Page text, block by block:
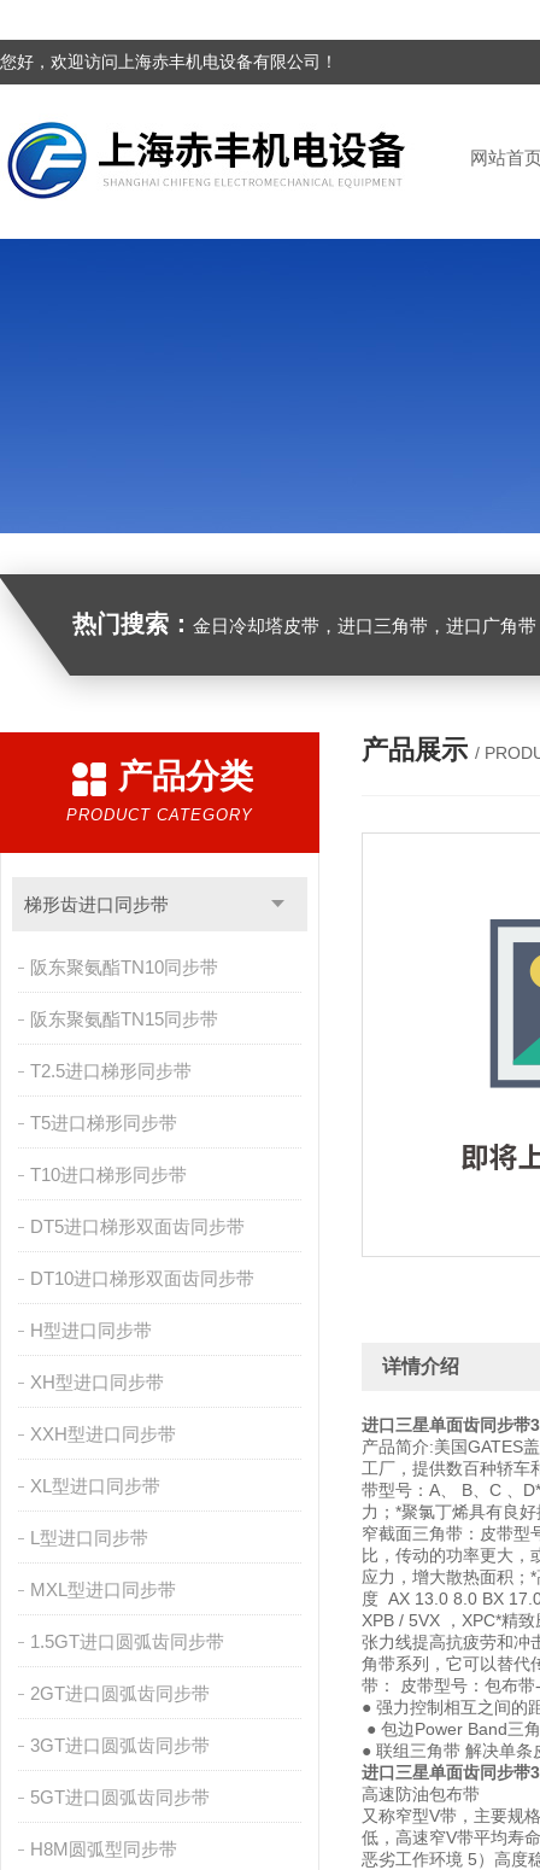
您好，欢迎访问上海赤丰机电设备有限公司！
网站首
热门搜索： 金日冷却塔皮带，进口三角带，进口广角带，进口同步带，进口空压机皮
产品分类
PRODUCT CATEGORY
梯形齿进口同步带
阪东聚氨酯TN10同步带
阪东聚氨酯TN15同步带
T2.5进口梯形同步带
T5进口梯形同步带
T10进口梯形同步带
DT5进口梯形双面齿同步带
DT10进口梯形双面齿同步带
H型进口同步带
XH型进口同步带
XXH型进口同步带
XL型进口同步带
L型进口同步带
MXL型进口同步带
1.5GT进口圆弧齿同步带
2GT进口圆弧齿同步带
3GT进口圆弧齿同步带
5GT进口圆弧齿同步带
H8M圆弧型同步带
产品展示 /
详情介绍
进口三星单面齿同步带
产品简介:美国GATES
工厂，提供数百种轿车
带型号：A、 B、C 、
力；*聚氯丁烯具有良
窄截面三角带：皮带型
比，传动的功率更大，
应力，增大散热面积；
度 AX 13.0 8.0 BX
XPB / 5VX ，XPC*精
张力线提高抗疲劳和冲
角带系列，它可以替代
带： 皮带型号：包布
● 强力控制相互之间的
● 包边Power Band三
● 联组三角带 解决单
进口三星单面齿同步带
高速防油包布带
又称窄型V带，主要规
低，高速窄V带平均寿
恶劣工作环境 5）高度